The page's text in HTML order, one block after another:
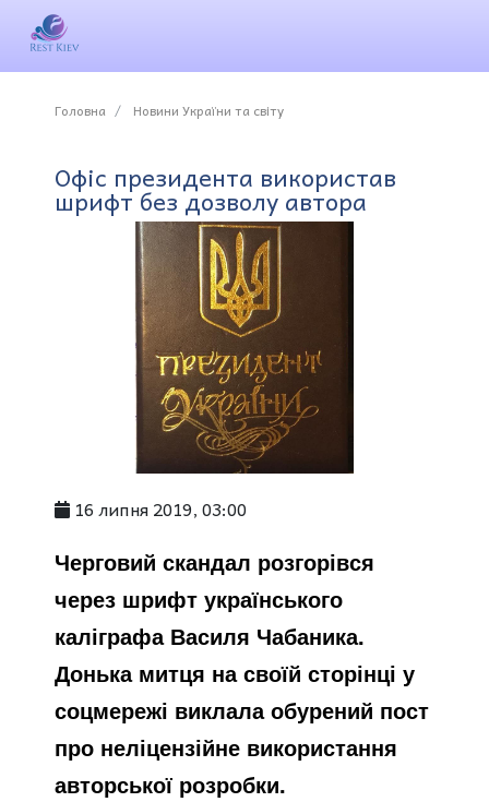
Головна Новини України та світу
Офіс президента використав
шрифт без дозволу автора
16 липня 2019, 03:00
Черговий скандал розгорівся
через шрифт українського
каліграфа Василя Чабаника.
Донька митця на своїй сторінці у
соцмережі виклала обурений пост
про неліцензійне використання
авторської розробки.